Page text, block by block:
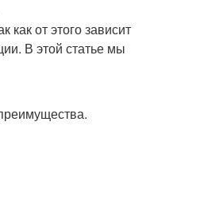
от этого зависит
В этой статье мы